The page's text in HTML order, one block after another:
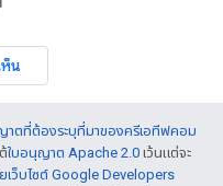
ห็น
าตที่ต้องระบุที่มาของครีเอทีฟคอม
ใบอนุญาต Apache 2.0 เว้นแต่จะ
เว็บไซต์ Google Developers